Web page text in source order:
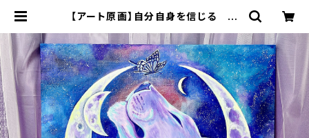
【アート原画】自分自身を信じる ラ
き 1点もの | 70m(naomi)